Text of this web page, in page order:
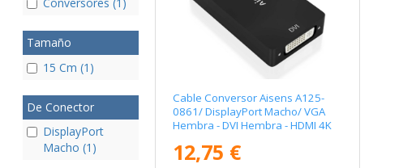
Tamaño
15 Cm (1)
De Conector
DisplayPort
Macho (1)
Cable Conversor Aisens A125-
0861/ DisplayPort Macho/ VGA
Hembra - DVI Hembra - HDMI 4K
12,75 €